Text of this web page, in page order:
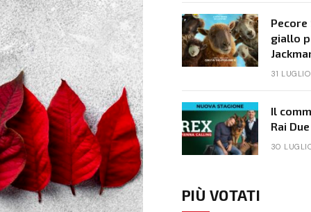
giallo
31
Il
Rai Due
30
PIÙ VOTATI